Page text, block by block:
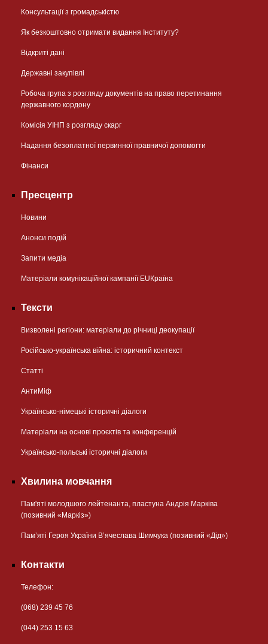
Консультації з громадськістю
Як безкоштовно отримати видання Інституту?
Відкриті дані
Державні закупівлі
Робоча група з розгляду документів на право перетинання
державного кордону
Комісія УІНП з розгляду скарг
Надання безоплатної первинної правничої допомогти
Фінанси
Пресцентр
Новини
Анонси подій
Запити медіа
Матеріали комунікаційної кампанії EUКраїна
Тексти
Визволені регіони: матеріали до річниці деокупації
Російсько-українська війна: історичний контекст
Статті
АнтиМіф
Українсько-німецькі історичні діалоги
Матеріали на основі проєктів та конференцій
Українсько-польські історичні діалоги
Хвилина мовчання
Пам'яті молодшого лейтенанта, пластуна Андрія Марківа
(позивний «Маркіз»)
Пам’яті Героя України В’ячеслава Шимчука (позивний «Дід»)
Контакти
Телефон:
(068) 239 45 76
(044) 253 15 63